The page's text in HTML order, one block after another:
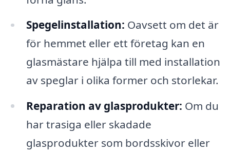
Spegelinstallation: Oavsett om det är
för hemmet eller ett företag kan en
glasmästare hjälpa till med installation
av speglar i olika former och storlekar.
Reparation av glasprodukter: Om du
har trasiga eller skadade
glasprodukter som bordsskivor eller